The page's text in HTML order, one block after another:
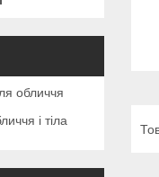
обличчя
і тіла